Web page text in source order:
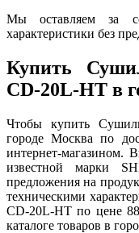
Мы оставляем за
характеристики без
Купить
CD-20L-HT в
Чтобы купить
городе Москва по
интернет-магазином.
известной марки
предложения на
техническими
CD-20L-HT по цене
каталоге товаров в